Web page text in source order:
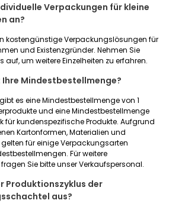
Verpackungen für kleine
an?
kostengünstige Verpackungslösungen für
und Existenzgründer. Nehmen Sie
auf, um weitere Einzelheiten zu erfahren.
Ihre Mindestbestellmenge?
es eine Mindestbestellmenge von 1
und eine Mindestbestellmenge
für kundenspezifische Produkte. Aufgrund
Kartonformen, Materialien und
für einige Verpackungsarten
Für weitere
Sie bitte unser Verkaufspersonal.
Produktionszyklus der
aus?